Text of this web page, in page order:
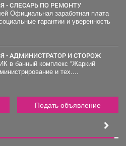
- СЛЕСАРЬ ПО РЕМОНТУ
Официальная заработная плата
гарантии и уверенность
- АДМИНИСТРАТОР И СТОРОЖ
в банный комплекс "Жаркий
и тех....
Подать объявление